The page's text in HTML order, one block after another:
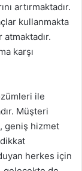
artırmaktadır.
kullanmakta
karşı
ile
Müşteri
geniş hizmet
herkes için